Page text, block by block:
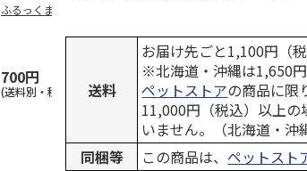
ふるっくま みかん
700円
(送料別・税込)
ンド 4L
1,320円
(送料別・税込)
イレ ナチュラ
レー
1,550円
(送料別・税込)
送料
お届け先ごと1,100円（税
※北海道・沖縄は1,650円
ペットストアの商品に限
11,000円（税込）以上
いません。（北海道・沖
同梱等
この商品は、ペットスト